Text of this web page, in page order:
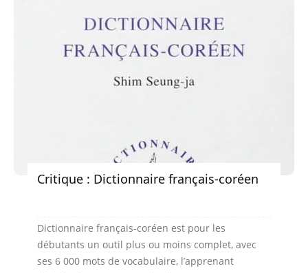
Critique : Dictionnaire français-coréen
Dictionnaire français-coréen est pour les
débutants un outil plus ou moins complet, avec
ses 6 000 mots de vocabulaire, l’apprenant